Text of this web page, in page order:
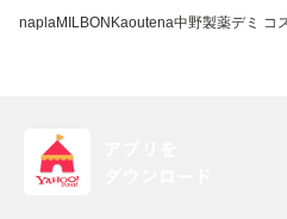
naplaMILBON Kaoutena中野製薬デミ コ